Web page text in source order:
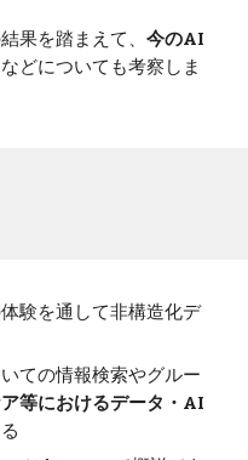
果を踏まえて、今のAI
などについても考察しま
験を通して非構造化デ
ての情報検索やグルー
等におけるデータ・AI